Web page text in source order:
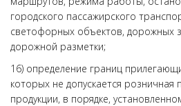
городского пассажирского
светофорных объектов, дорожных
дорожной разметки;
16) определение границ
которых не допускается розничная
продукции, в порядке,